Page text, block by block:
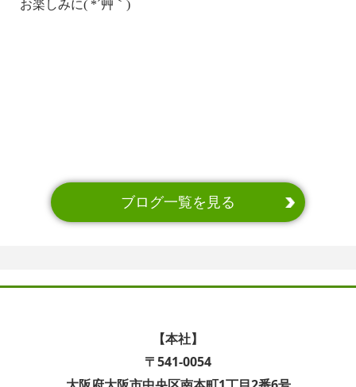
お楽しみに( *´艸｀)
ブログ一覧を見る
【本社】
〒541-0054